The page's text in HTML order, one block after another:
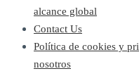
alcance global
Contact Us
Política de cookies y
nosotros